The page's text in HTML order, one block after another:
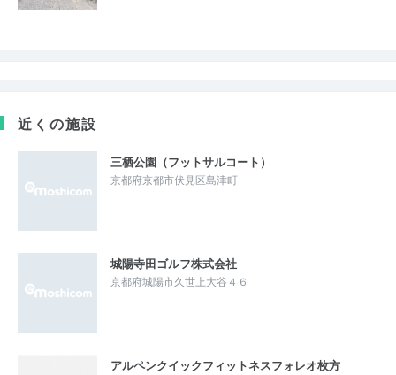
近くの施設
三栖公園（フットサルコート）
京都府京都市伏見区島津町
城陽寺田ゴルフ株式会社
京都府城陽市久世上大谷４６
アルペンクイックフィットネスフォレオ枚方